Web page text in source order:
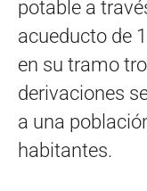
potable a
acueducto de
en su tramo
derivaciones
a una
habitantes.